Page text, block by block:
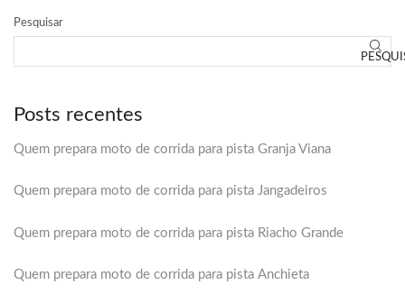
Pesquisar
Posts recentes
Quem prepara moto de corrida para pista Granja Viana
Quem prepara moto de corrida para pista Jangadeiros
Quem prepara moto de corrida para pista Riacho Grande
Quem prepara moto de corrida para pista Anchieta